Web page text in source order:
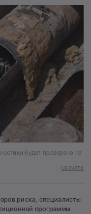
будет проверено 10
Скачать
риска, специалисты
программы